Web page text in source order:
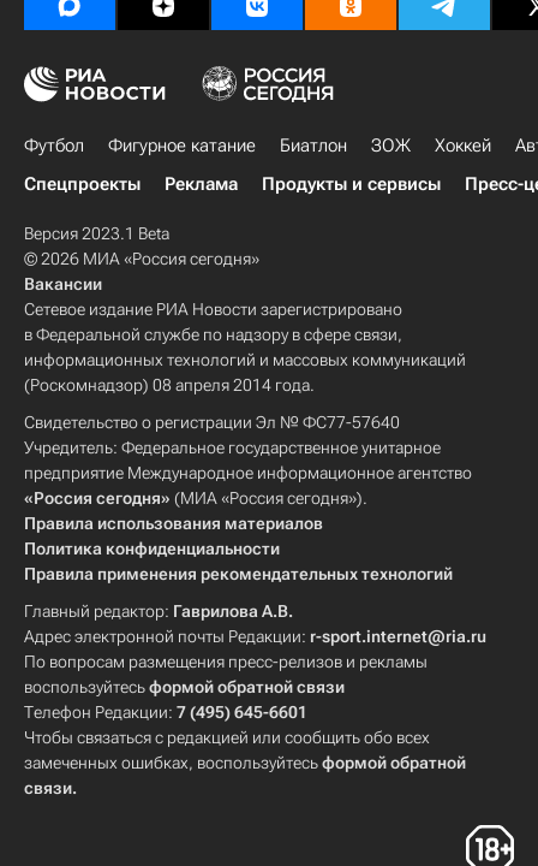
Футбол Фигурное катание Биатлон ЗОЖ Хоккей
Спецпроекты
Реклама Продукты и сервисы Пресс-
Версия 2023.1 Beta
© 2026 МИА «Россия сегодня»
Вакансии
Сетевое издание РИА Новости зарегистрировано
в Федеральной службе по надзору в сфере связи,
информационных технологий и массовых коммуникаций
(Роскомнадзор) 08 апреля 2014 года.
Свидетельство о регистрации Эл № ФС77-57640
Учредитель: Федеральное государственное унитарное
предприятие Международное информационное агентство
«Россия сегодня» (МИА «Россия сегодня»).
Правила использования материалов
Политика конфиденциальности
Правила применения рекомендательных технологий
Главный редактор: Гаврилова А.В.
Адрес электронной почты Редакции: r-sport.internet@ria.ru
По вопросам размещения пресс-релизов и рекламы
воспользуйтесьформой обратной связи
Телефон Редакции: 7 (495) 645-6601
Чтобы связаться с редакцией или сообщить обо всех
замеченных ошибках, воспользуйтесьформой обратной
связи.